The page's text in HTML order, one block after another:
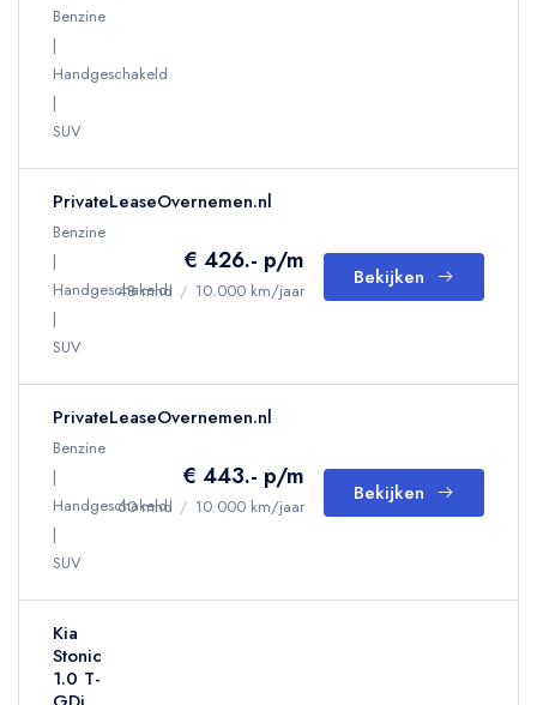
Benzine
Handgeschakeld
SUV
PrivateLeaseOvernemen.nl
Benzine
Handgeschakeld
SUV
€ 426.- p/m
48 mnd / 10.000 km/jaar
Bekijken
PrivateLeaseOvernemen.nl
Benzine
Handgeschakeld
SUV
€ 443.- p/m
60 mnd / 10.000 km/jaar
Bekijken
Kia
Stonic
1.0 T-